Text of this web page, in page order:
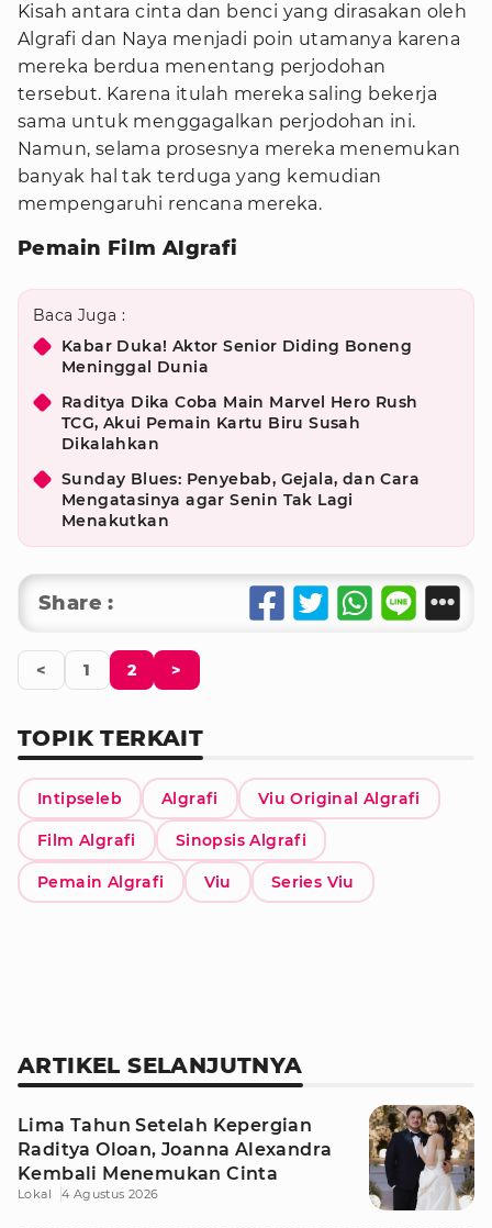
Kisah antara cinta dan benci yang dirasakan oleh
Algrafi dan Naya menjadi poin utamanya karena
mereka berdua menentang perjodohan
tersebut. Karena itulah mereka saling bekerja
sama untuk menggagalkan perjodohan ini.
Namun, selama prosesnya mereka menemukan
banyak hal tak terduga yang kemudian
mempengaruhi rencana mereka.
Pemain Film Algrafi
Baca Juga :
Kabar Duka! Aktor Senior Diding Boneng
Meninggal Dunia
Raditya Dika Coba Main Marvel Hero Rush
TCG, Akui Pemain Kartu Biru Susah
Dikalahkan
Sunday Blues: Penyebab, Gejala, dan Cara
Mengatasinya agar Senin Tak Lagi
Menakutkan
Share :
< 1 2 >
TOPIK TERKAIT
Intipseleb Algrafi Viu Original Algrafi
Film Algrafi Sinopsis Algrafi
Pemain Algrafi Viu Series Viu
ARTIKEL SELANJUTNYA
Lima Tahun Setelah Kepergian
Raditya Oloan, Joanna Alexandra
Kembali Menemukan Cinta
Lokal 4 Agustus 2026